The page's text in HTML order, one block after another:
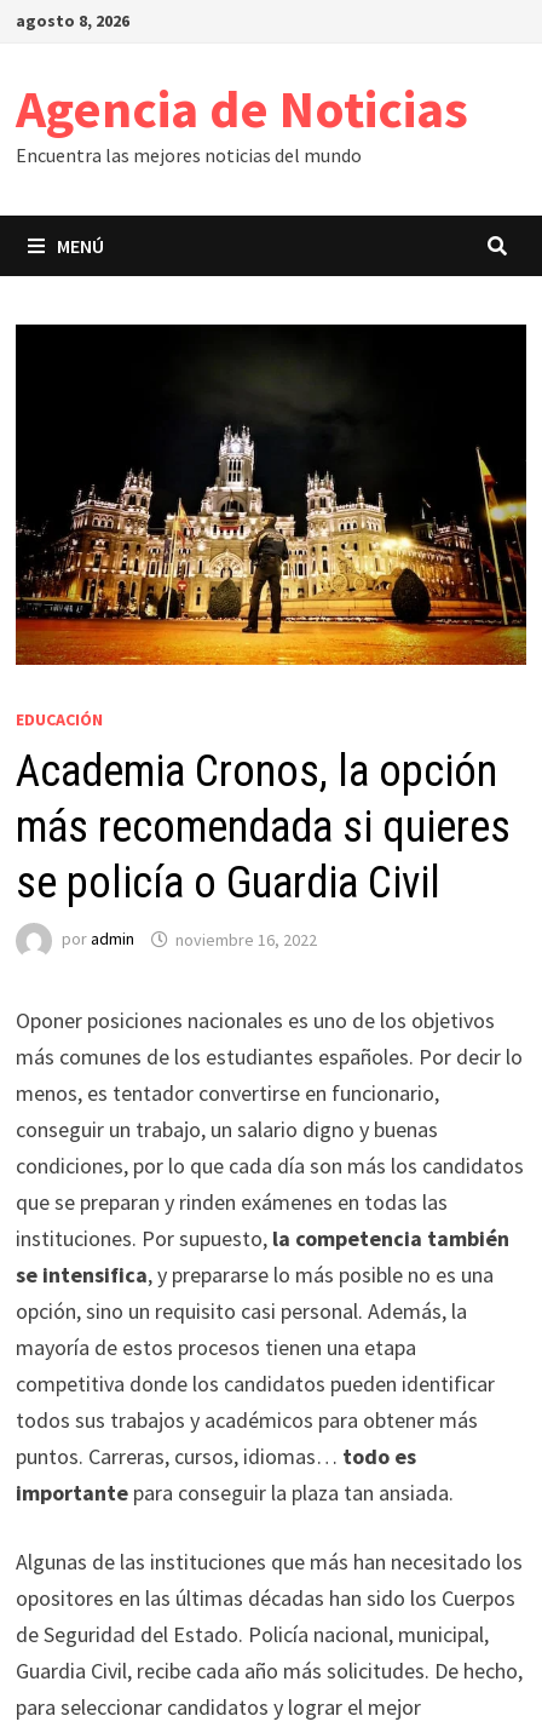
Saltar
agosto 8, 2026
Agencia de Noticias
Encuentra las mejores noticias del mundo
MENÚ
EDUCACIÓN
Academia Cronos, la opción
más recomendada si quieres
se policía o Guardia Civil
poradmin noviembre 16, 2022
Oponer posiciones nacionales es uno de los objetivos
más comunes de los estudiantes españoles. Por decir lo
menos, es tentador convertirse en funcionario,
conseguir un trabajo, un salario digno y buenas
condiciones, por lo que cada día son más los candidatos
que se preparan y rinden exámenes en todas las
instituciones. Por supuesto, la competencia también
se intensifica, y prepararse lo más posible no es una
opción, sino un requisito casi personal. Además, la
mayoría de estos procesos tienen una etapa
competitiva donde los candidatos pueden identificar
todos sus trabajos y académicos para obtener más
puntos. Carreras, cursos, idiomas… todo es
importante para conseguir la plaza tan ansiada.
Algunas de las instituciones que más han necesitado los
opositores en las últimas décadas han sido los Cuerpos
de Seguridad del Estado. Policía nacional, municipal,
Guardia Civil, recibe cada año más solicitudes. De hecho,
para seleccionar candidatos y lograr el mejor